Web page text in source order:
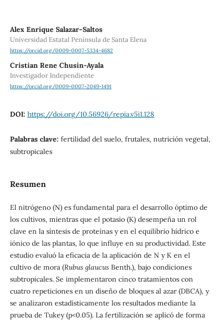
Alex Enrique Salazar-Saltos
Universidad Estatal Península de Santa Elena
https://orcid.org/0009-0007-5334-4682
Cristian Rene Chusin-Ayala
Investigador Independiente
https://orcid.org/0009-0007-2049-1491
DOI: https://doi.org/10.56926/repia.v5i1.128
Palabras clave: fertilidad del suelo, frutales, nutrición vegetal,
subtropicales
Resumen
El nitrógeno (N) es fundamental para el desarrollo óptimo de
los cultivos, mientras que el potasio (K) desempeña un rol
clave en la síntesis de proteínas y en el equilibrio hídrico e
iónico de las plantas, lo que influye en su productividad. Este
estudio evaluó la eficacia de la aplicación de N y K en el
cultivo de mora (Rubus glaucus Benth.), bajo condiciones
subtropicales. Se implementaron cinco tratamientos con
cuatro repeticiones en un diseño de bloques al azar (DBCA), y
se analizaron estadísticamente los resultados mediante la
prueba de Tukey (p<0.05). La fertilización se aplicó de forma